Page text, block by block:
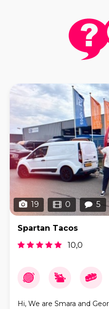
19 0 5
Spartan Tacos
10,0
Hi, We are Smara and